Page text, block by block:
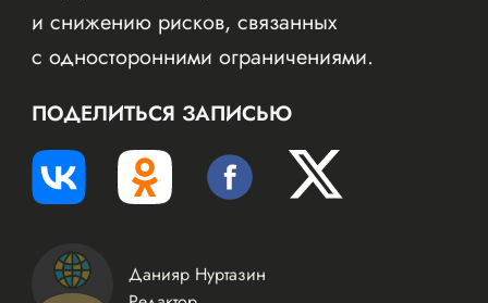
и снижению рисков, связанных
с односторонними ограничениями.
ПОДЕЛИТЬСЯ ЗАПИСЬЮ
Данияр Нуртазин